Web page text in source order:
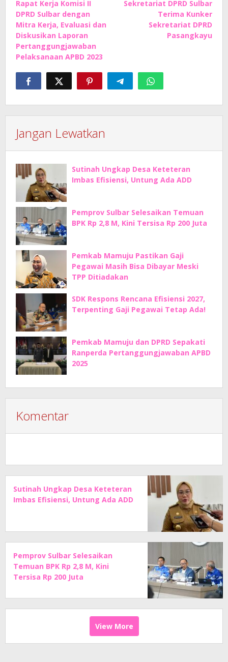
pos
Rapat Kerja Komisi II
DPRD Sulbar dengan
Mitra Kerja, Evaluasi dan
Diskusikan Laporan
Pertanggungjawaban
Pelaksanaan APBD 2023
Sekretariat DPRD Sulbar
Terima Kunker
Sekretariat DPRD
Pasangkayu
Jangan Lewatkan
Sutinah Ungkap Desa Keteteran
Imbas Efisiensi, Untung Ada ADD
Pemprov Sulbar Selesaikan Temuan
BPK Rp 2,8 M, Kini Tersisa Rp 200 Juta
Pemkab Mamuju Pastikan Gaji
Pegawai Masih Bisa Dibayar Meski
TPP Ditiadakan
SDK Respons Rencana Efisiensi 2027,
Terpenting Gaji Pegawai Tetap Ada!
Pemkab Mamuju dan DPRD Sepakati
Ranperda Pertanggungjawaban APBD
2025
Komentar
Sutinah Ungkap Desa Keteteran
Imbas Efisiensi, Untung Ada ADD
Pemprov Sulbar Selesaikan
Temuan BPK Rp 2,8 M, Kini
Tersisa Rp 200 Juta
View More